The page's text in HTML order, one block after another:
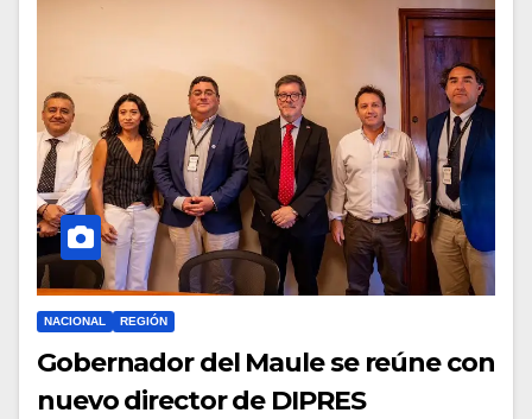
NACIONAL REGIÓN
Gobernador del Maule se reúne con
nuevo director de DIPRES